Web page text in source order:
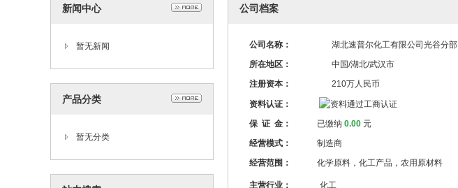
新闻中心
暂无新闻
产品分类
暂无分类
公司档案
公司名称： 湖北速普尔化工有限公司光谷分部
所在地区：
中国/湖北/武汉市
注册资本：
210万人民币
资料认证：
保 证 金：
已缴纳 0.00元
经营模式：
制造商
经营范围：
化学原料，化工产品，农用原材料
主营行业： 化工